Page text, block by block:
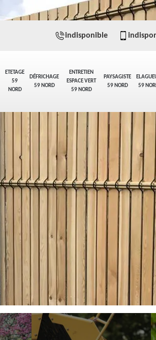
ETETAGE
59
NORD
DÉFRICHAGE
59 NORD
ENTRETIEN
ESPACE VERT
59 NORD
PAYSAGISTE
59 NORD
59
indisponible